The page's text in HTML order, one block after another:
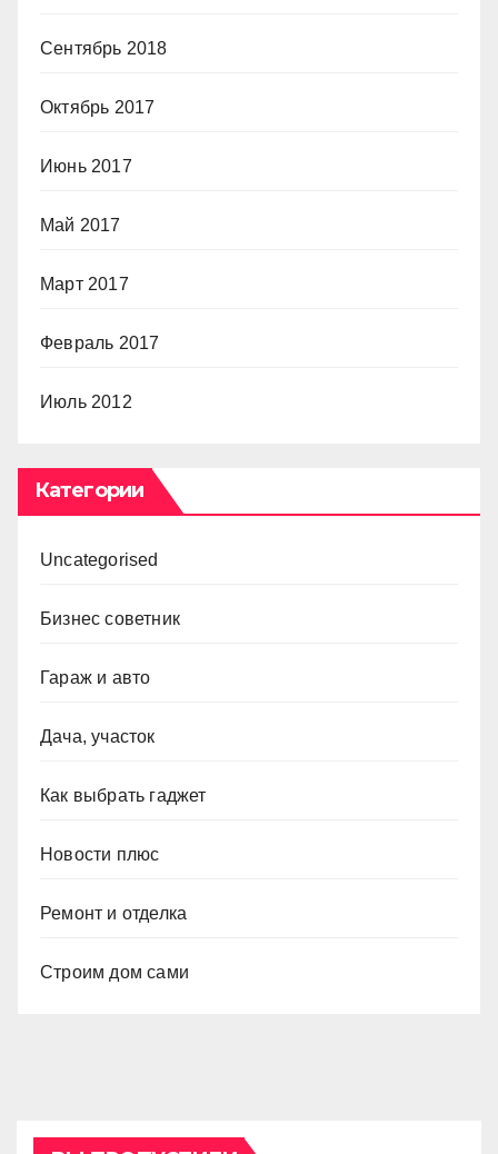
Сентябрь 2018
Октябрь 2017
Июнь 2017
Май 2017
Март 2017
Февраль 2017
Июль 2012
Категории
Uncategorised
Бизнес советник
Гараж и авто
Дача, участок
Как выбрать гаджет
Новости плюс
Ремонт и отделка
Строим дом сами